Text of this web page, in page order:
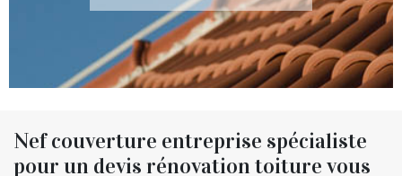
Nef couverture entreprise spécialiste
pour un devis rénovation toiture vous